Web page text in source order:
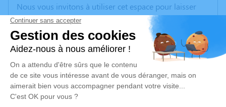
Nous vous invitons à utiliser cet espace pour laisser
vos condoléances, partager des photos souvenirs, une
anecdote ou exprimer vos pensées à travers des
poèmes ou des textes. Cet endroit est un lieu
d'expression dédié à honorer la mémoire de Lucien
CHALEYSSIN.
Un service de plantation d’arbre hommage est
disponible ici.